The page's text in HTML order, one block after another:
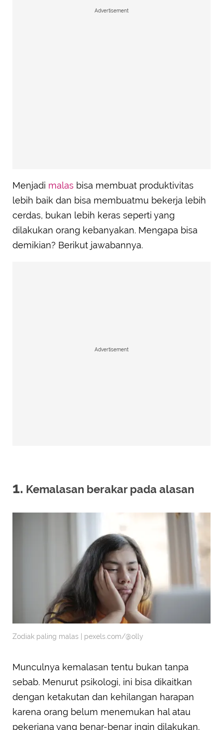
Advertisement
Menjadi malas bisa membuat produktivitas
lebih baik dan bisa membuatmu bekerja lebih
cerdas, bukan lebih keras seperti yang
dilakukan orang kebanyakan. Mengapa bisa
demikian? Berikut jawabannya.
Advertisement
1. Kemalasan berakar pada alasan
Zodiak paling malas | pexels.com/@olly
Munculnya kemalasan tentu bukan tanpa
sebab. Menurut psikologi, ini bisa dikaitkan
dengan ketakutan dan kehilangan harapan
karena orang belum menemukan hal atau
pekerjana yang benar-benar ingin dilakukan.